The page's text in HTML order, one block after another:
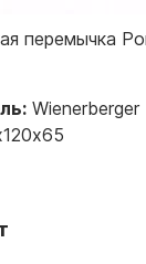
перемычка
Wienerberger